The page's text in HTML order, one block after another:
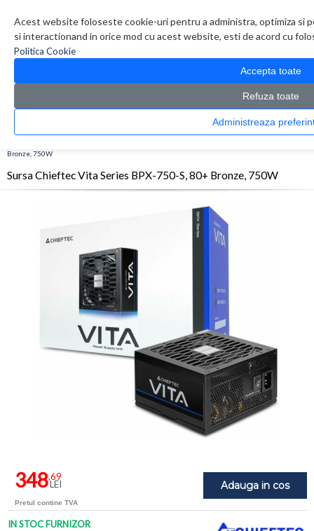
Acest website foloseste cookie-uri pentru a administra, optimiza si
si interactionand in orice mod cu acest website, esti de acord cu
Politica Cookie
Accepta toate
Refuza toate
Administreaza
0 produs(e)
Bronze, 750W
Sursa Chieftec Vita Series BPX-750-S, 80+ Bronze, 750W
Adauga in cos
348,69
LEI
Pretul contine TVA
IN STOC FURNIZOR